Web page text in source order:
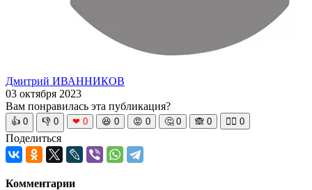
Дмитрий ИВАННИКОВ
03 октября 2023
Вам понравилась эта публикация?
👍 0 👎 0 ❤ 0 😆 0 😡 0 🤔 0 🙈 0 🧘‍♀️ 0
Поделиться
Комментарии